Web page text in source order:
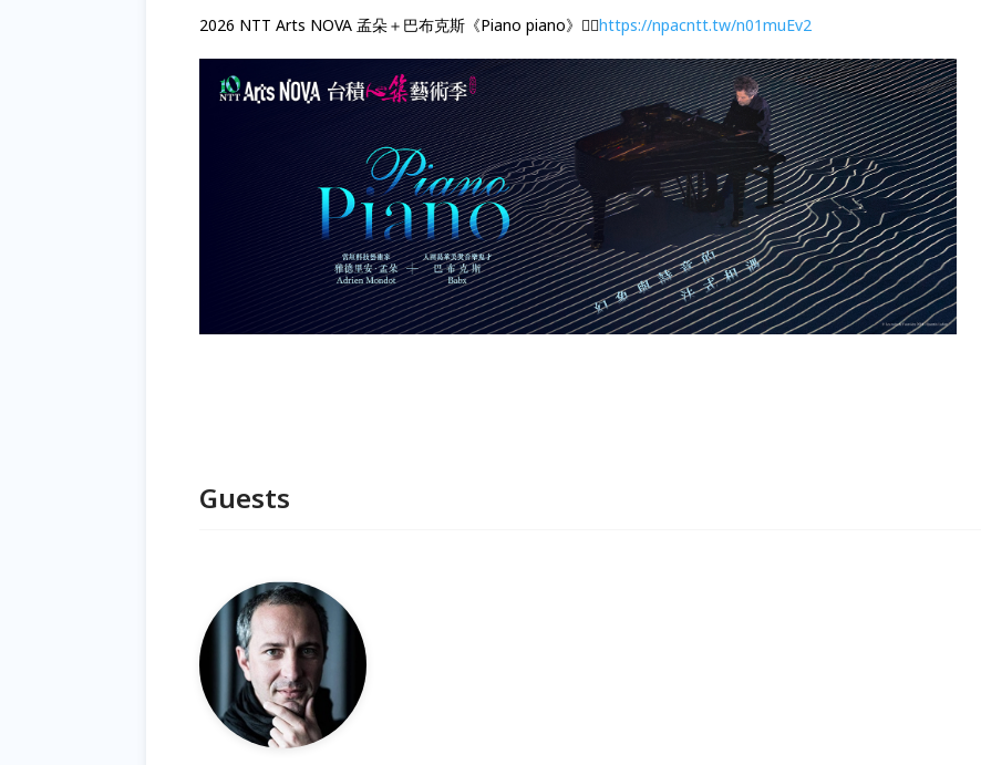
2026 NTT Arts NOVA 孟朵＋巴布克斯《Piano piano》👉🏻https://npacntt.tw/n01muEv2
Guests